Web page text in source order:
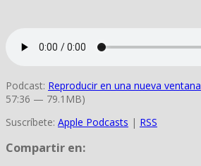
Podcast: Reproducir en una nueva ventana
57:36 — 79.1MB)
Suscríbete: Apple Podcasts | RSS
Compartir en: